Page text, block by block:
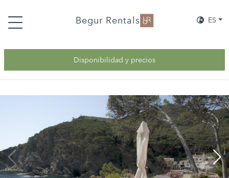
Begur Rentals ES
Disponibilidad y precios